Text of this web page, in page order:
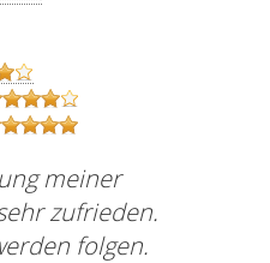
meiner
zufrieden.
folgen.